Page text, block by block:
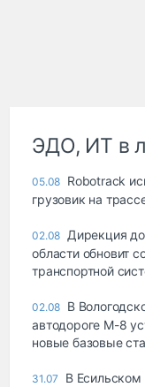
ЭДО, ИТ в
05.08 Robotrack
грузовик на
02.08 Дирекция
области обновит
транспортной
02.08 В
автодороге М-8
новые базовые
31.07
В Есильском